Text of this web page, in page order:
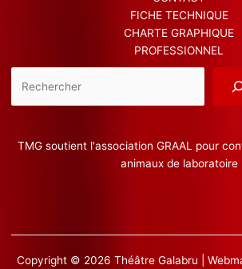
FICHE TECHNIQUE
CHARTE GRAPHIQUE
PROFESSIONNEL
TMG soutient l'association GRAAL pour
animaux de laboratoire
Copyright © 2026 Théâtre Galabru |